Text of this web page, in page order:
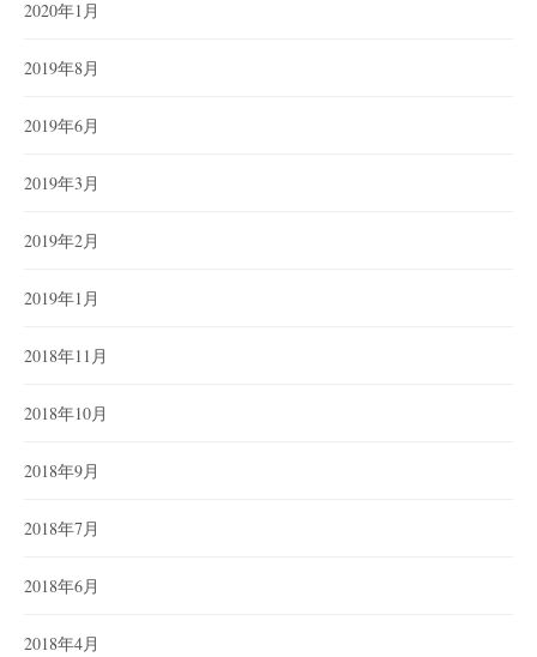
2020年1月
2019年8月
2019年6月
2019年3月
2019年2月
2019年1月
2018年11月
2018年10月
2018年9月
2018年7月
2018年6月
2018年4月